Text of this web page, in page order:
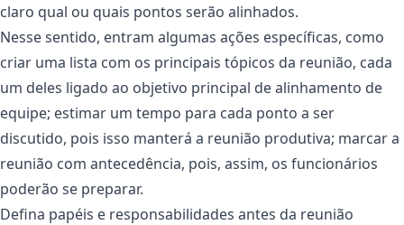
claro qual ou quais pontos serão alinhados.
Nesse sentido, entram algumas ações específicas, como
criar uma lista com os principais tópicos da reunião, cada
um deles ligado ao objetivo principal de alinhamento de
equipe; estimar um tempo para cada ponto a ser
discutido, pois isso manterá a reunião produtiva; marcar a
reunião com antecedência, pois, assim, os funcionários
poderão se preparar.
Defina papéis e responsabilidades antes da reunião